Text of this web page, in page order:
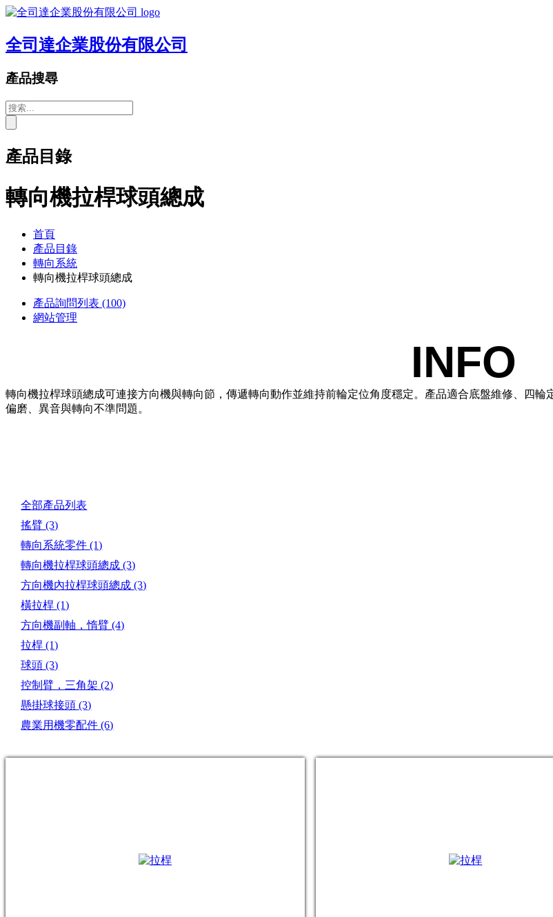
全司達企業股份有限公司
產品搜尋
產品目錄
轉向機拉桿球頭總成
首頁
產品目錄
轉向系統
轉向機拉桿球頭總成
產品詢問列表 (100)
網站管理
INFO
轉向機拉桿球頭總成可連接方向機與轉向節，傳遞轉向動作並維持前輪定位角度穩定。產品適合底盤維修、四
偏磨、異音與轉向不準問題。
全部產品列表
搖臂(3)
轉向系統零件(1)
轉向機拉桿球頭總成(3)
方向機內拉桿球頭總成(3)
橫拉桿(1)
方向機副軸，惰臂(4)
拉桿(1)
球頭(3)
控制臂，三角架(2)
懸掛球接頭(3)
農業用機零配件(6)